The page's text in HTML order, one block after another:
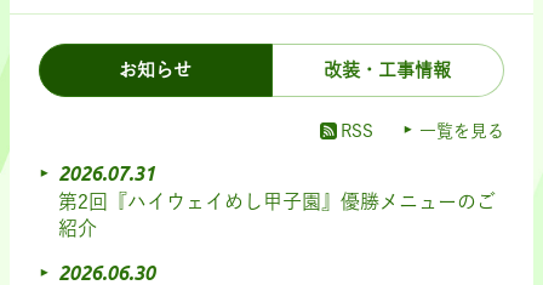
お知らせ 改装・工事情報
RSS 一覧を見る
2026.07.31
第2回『ハイウェイめし甲子園』優勝メニューのご
紹介
2026.06.30